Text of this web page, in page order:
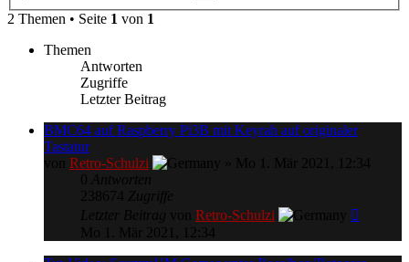
2 Themen • Seite 1 von 1
Themen
Antworten
Zugriffe
Letzter Beitrag
BMC64 auf Raspberry Pi3B mit Keyrah auf originaler
Tastatur
Retro-Schulzi
Retro-Schulzi